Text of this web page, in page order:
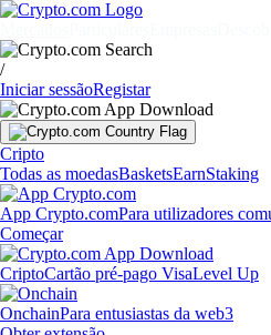
/
Iniciar sessãoRegistar
Cripto
Todas as moedasBasketsEarnStaking
App Crypto.comPara utilizadores
Começar
CriptoCartão pré-pago VisaLevel Up
OnchainPara entusiastas da web3